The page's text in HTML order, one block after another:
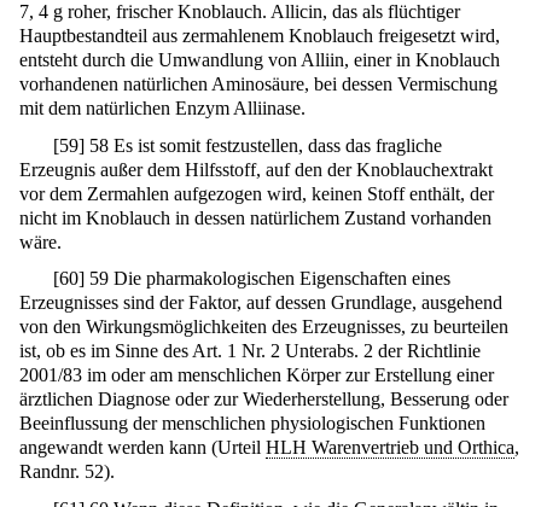
7, 4 g roher, frischer Knoblauch. Allicin, das als flüchtiger
Hauptbestandteil aus zermahlenem Knoblauch freigesetzt wird,
entsteht durch die Umwandlung von Alliin, einer in Knoblauch
vorhandenen natürlichen Aminosäure, bei dessen Vermischung
mit dem natürlichen Enzym Alliinase.
[59] 58 Es ist somit festzustellen, dass das fragliche
Erzeugnis außer dem Hilfsstoff, auf den der Knoblauchextrakt
vor dem Zermahlen aufgezogen wird, keinen Stoff enthält, der
nicht im Knoblauch in dessen natürlichem Zustand vorhanden
wäre.
[60] 59 Die pharmakologischen Eigenschaften eines
Erzeugnisses sind der Faktor, auf dessen Grundlage, ausgehend
von den Wirkungsmöglichkeiten des Erzeugnisses, zu beurteilen
ist, ob es im Sinne des Art. 1 Nr. 2 Unterabs. 2 der Richtlinie
2001/83 im oder am menschlichen Körper zur Erstellung einer
ärztlichen Diagnose oder zur Wiederherstellung, Besserung oder
Beeinflussung der menschlichen physiologischen Funktionen
angewandt werden kann (Urteil HLH Warenvertrieb und Orthica,
Randnr. 52).